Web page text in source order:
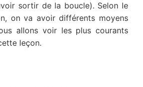
sortir de la boucle). Selon le
on va avoir différents moyens
allons voir les plus courants
leçon.